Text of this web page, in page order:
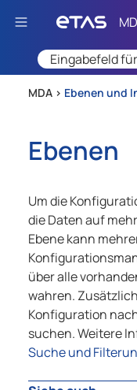
MDA > Ebenen und
Ebenen
Um die
die Daten auf
Ebene kann
über alle
wahren.
Konfiguration
suchen. Weitere
Suche und